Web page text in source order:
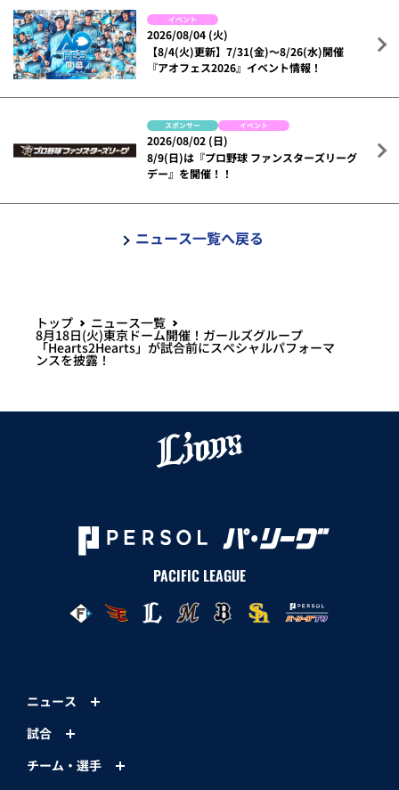
イベント
2026/08/04 (火)
【8/4(火)更新】7/31(金)～8/26(水)開催
『アオフェス2026』イベント情報！
スポンサー イベント
2026/08/02 (日)
8/9(日)は『プロ野球 ファンスターズリーグ
デー』を開催！！
ニュース一覧へ戻る
トップ ニュース一覧
8月18日(火)東京ドーム開催！ガールズグループ
「Hearts2Hearts」が試合前にスペシャルパフォーマ
ンスを披露！
PACIFIC LEAGUE
ニュース
試合
チーム・選手